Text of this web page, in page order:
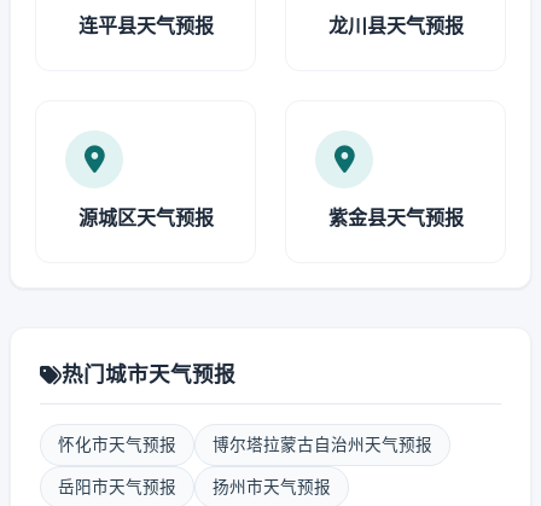
连平县天气预报 龙川县天气预报
源城区天气预报 紫金县天气预报
热门城市天气预报
怀化市天气预报 博尔塔拉蒙古自治州天气预报
岳阳市天气预报 扬州市天气预报